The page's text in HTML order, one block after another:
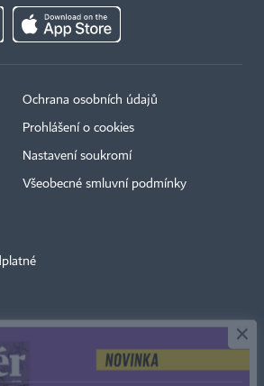
Ochrana osobních údajů
Prohlášení o cookies
Nastavení soukromí
Všeobecné smluvní podmínky